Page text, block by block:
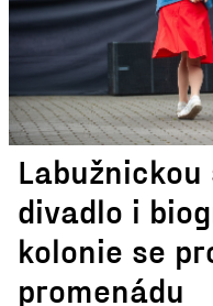
divadlo i
kolonie se
promenádu